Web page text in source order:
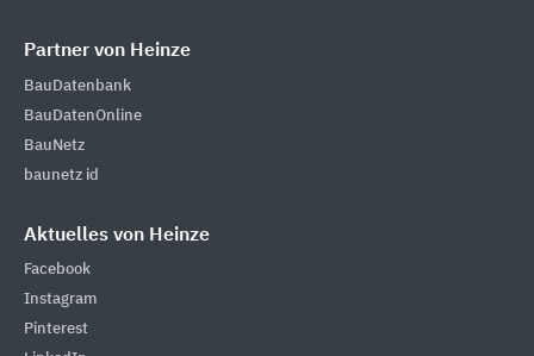
Partner von Heinze
BauDatenbank
BauDatenOnline
BauNetz
baunetz id
Aktuelles von Heinze
Facebook
Instagram
Pinterest